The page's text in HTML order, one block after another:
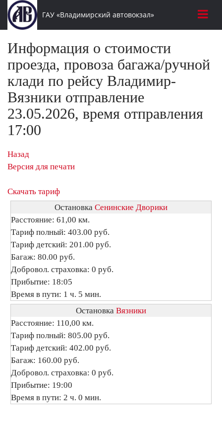
ГАУ «Владимирский автовокзал»
Информация о стоимости
проезда, провоза багажа/ручной
клади по рейсу Владимир-
Вязники отправление
23.05.2026, время отправления
17:00
Назад
Версия для печати
Скачать тариф
Остановка Сенинские Дворики
Расстояние: 61,00 км.
Тариф полный: 403.00 руб.
Тариф детский: 201.00 руб.
Багаж: 80.00 руб.
Добровол. страховка: 0 руб.
Прибытие: 18:05
Время в пути: 1 ч. 5 мин.
Остановка Вязники
Расстояние: 110,00 км.
Тариф полный: 805.00 руб.
Тариф детский: 402.00 руб.
Багаж: 160.00 руб.
Добровол. страховка: 0 руб.
Прибытие: 19:00
Время в пути: 2 ч. 0 мин.